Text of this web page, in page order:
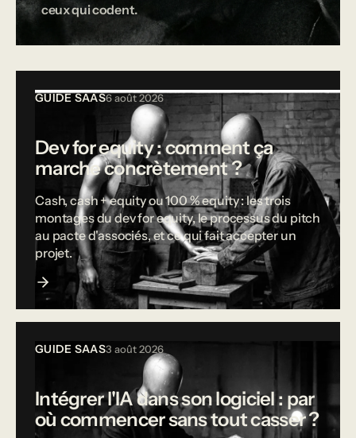
ceux qui codent.
GUIDE SAAS6 août 2026
Dev for equity : comment ça
marche concrètement ?
Cash, cash + equity ou 100 % equity : les trois
montages du dev for equity, le processus du pitch
au pacte d'associés, et ce qui fait accepter un
projet.
GUIDE SAAS3 août 2026
Intégrer l'IA dans son logiciel : par
où commencer sans tout casser ?